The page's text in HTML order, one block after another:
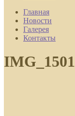
Главная
Новости
Галерея
Контакты
IMG_1501